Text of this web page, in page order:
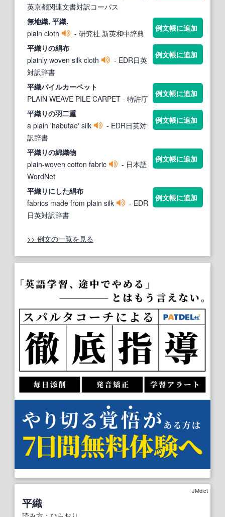
英京都関連文書対訳コーパス
無地織, 平織.
plain cloth
- 研究社 新英和中辞典
例文帳に追加
平織りの絹布
plainly woven silk cloth
- EDR日英
対訳辞書
例文帳に追加
平織パイルカーペット
PLAIN WEAVE PILE CARPET - 特許庁
例文帳に追加
平織りの羽二重
a plain 'habutae' silk
- EDR日英対
訳辞書
例文帳に追加
平織りの綿織物
plain-woven cotton fabric
- 日本語
WordNet
例文帳に追加
平織りにした絹布
fabrics made from plain silk
- EDR
日英対訳辞書
例文帳に追加
>> 例文の一覧を見る
JMdict
平織